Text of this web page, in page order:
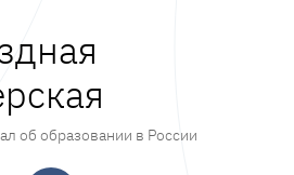
об образовании в России